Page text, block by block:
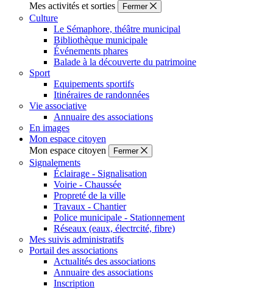
Mes activités et sorties
Fermer
Culture
Le Sémaphore, théâtre municipal
Bibliothèque municipale
Événements phares
Balade à la découverte du patrimoine
Sport
Equipements sportifs
Itinéraires de randonnées
Vie associative
Annuaire des associations
En images
Mon espace citoyen
Mon espace citoyen
Fermer
Signalements
Éclairage - Signalisation
Voirie - Chaussée
Propreté de la ville
Travaux - Chantier
Police municipale - Stationnement
Réseaux (eaux, électrcité, fibre)
Mes suivis administratifs
Portail des associations
Actualités des associations
Annuaire des associations
Inscription